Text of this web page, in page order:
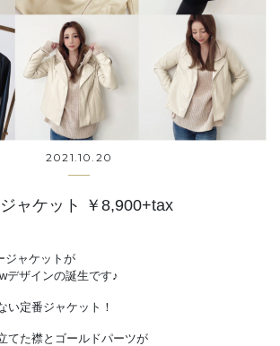
2021.10.20
ャケット ￥8,900+tax
ジャケットが
デザインの誕生です♪
い定番ジャケット！
てた襟とゴールドパーツが